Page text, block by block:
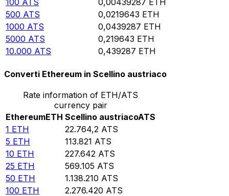
100 ATS 0,00439287 ETH
500 ATS 0,0219643 ETH
1000 ATS 0,0439287 ETH
5000 ATS 0,219643 ETH
10.000 ATS 0,439287 ETH
Converti Ethereum in Scellino austriaco
Rate information of ETH/ATS
currency pair
EthereumETH Scellino austriacoATS
1 ETH 22.764,2 ATS
5 ETH 113.821 ATS
10 ETH 227.642 ATS
25 ETH 569.105 ATS
50 ETH 1.138.210 ATS
100 ETH 2.276.420 ATS